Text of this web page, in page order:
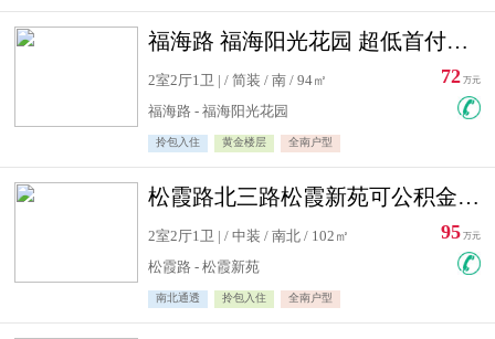
福海路 福海阳光花园 超低首付住宅急售
2室2厅1卫 | / 简装 / 南 / 94㎡
福海路 - 福海阳光花园
拎包入住 黄金楼层 全南户型
72 万元
松霞路北三路松霞新苑可公积金贷款北小区南北通透住宅急售
2室2厅1卫 | / 中装 / 南北 / 102㎡
松霞路 - 松霞新苑
南北通透 拎包入住 全南户型
95 万元